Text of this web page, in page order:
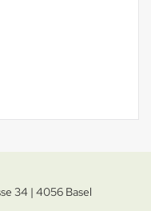
34 | 4056 Basel